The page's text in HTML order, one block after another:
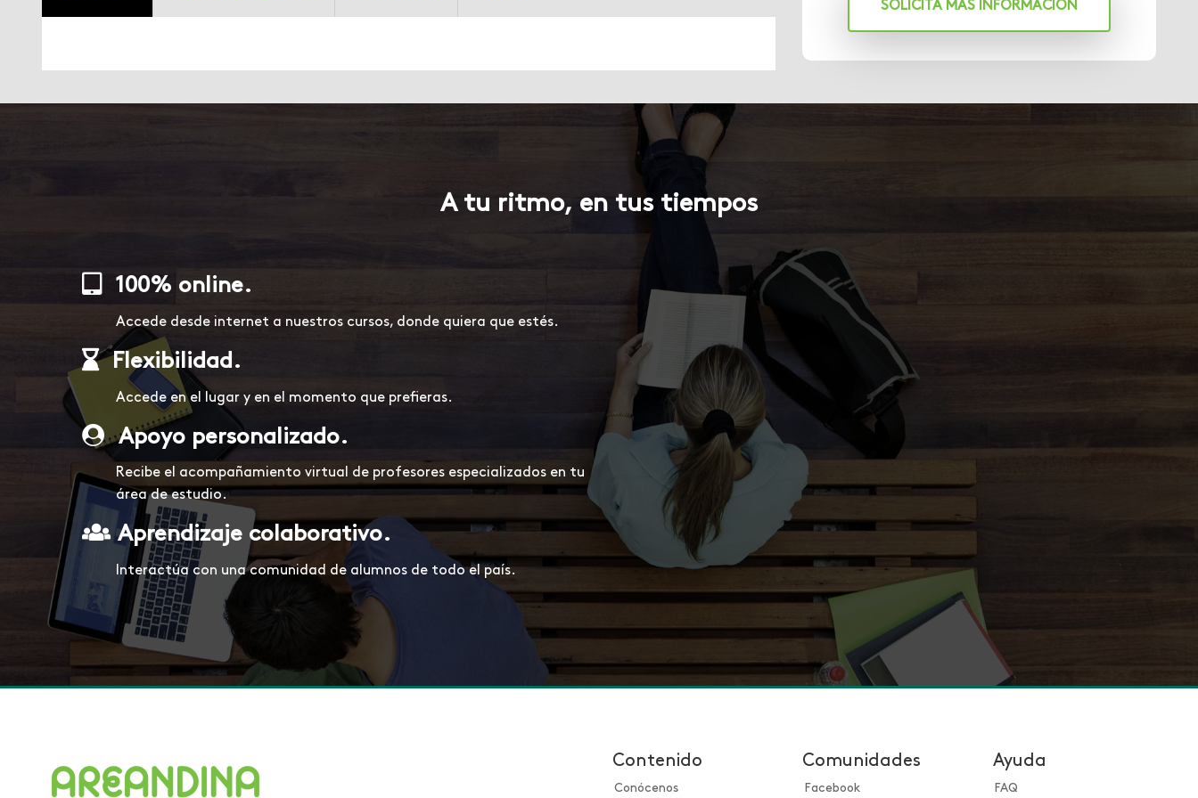
SOLICITA MÁS INFORMACIÓN
A tu ritmo, en tus tiempos
100% online.
Accede desde internet a nuestros cursos, donde quiera que estés.
Flexibilidad.
Accede en el lugar y en el momento que prefieras.
Apoyo personalizado.
Recibe el acompañamiento virtual de profesores especializados en tu
área de estudio.
Aprendizaje colaborativo.
Interactúa con una comunidad de alumnos de todo el país.
Contenido
Conócenos
Comunidades
Facebook
Ayuda
FAQ